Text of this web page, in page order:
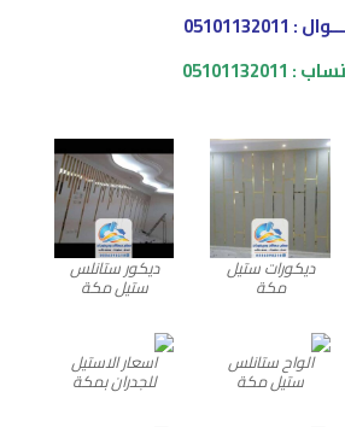
:
05101132011
:
05101132011
ديكورات ستيل
مكة
ديكور ستانلس
ستيل مكة
الواح ستانلس
ستيل مكة
اسعار الاستيل
للجدران بمكة